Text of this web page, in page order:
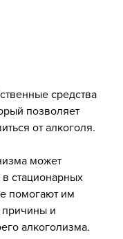
позволяет
от алкоголя.
может
в стационарных
помогают им
и
алкоголизма.